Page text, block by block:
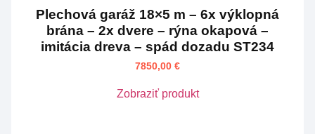
Plechová garáž 18×5 m – 6x výklopná
brána – 2x dvere – rýna okapová –
imitácia dreva – spád dozadu ST234
7850,00 €
Zobraziť produkt